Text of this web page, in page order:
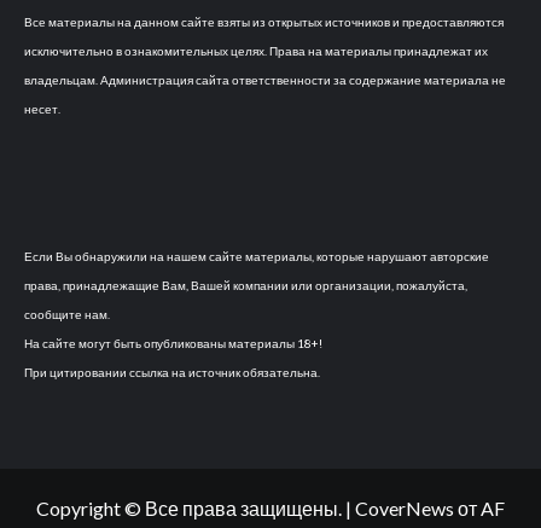
Все материалы на данном сайте взяты из открытых источников и предоставляются
исключительно в ознакомительных целях. Права на материалы принадлежат их
владельцам. Администрация сайта ответственности за содержание материала не
несет.
Если Вы обнаружили на нашем сайте материалы, которые нарушают авторские
права, принадлежащие Вам, Вашей компании или организации, пожалуйста,
сообщите нам.
На сайте могут быть опубликованы материалы 18+!
При цитировании ссылка на источник обязательна.
Copyright © Все права защищены. | CoverNews от AF